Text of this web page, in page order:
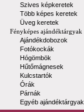
Szives képkeretek
Több képes keretek
Üveg keretek
Fényképes ajándéktárgyak
Ajándékdobozok
Fotókockák
Hógömbök
Hűtőmágnesek
Kulcstartók
Órák
Párnák
Egyéb ajándéktárgyak